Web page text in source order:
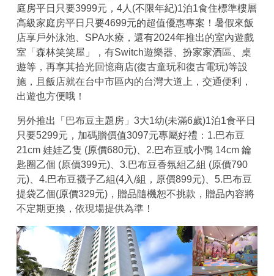
庭房平日只要3999元，4人(不限年紀)1泊1食住標準樓層
高級家庭房平日只要4699元的超值優惠專案！暑假來飯
店享戶外泳池、SPA水療，還有2024年推出的室內遊戲
室「森林笑笑屋」，有Switch遊樂器、扮家家酒區、桌
遊等，再享其拾光回憶商店(復古童玩和復古電玩)等設
施，且飯店就在台中市區內的台灣大道上，交通便利，
出遊也方便哦！
另外推出「巴布豆主題房」3大1幼(未滿6歲)1泊1食平日
只要5299元，加碼贈價值3097元專屬好禮：1.巴布豆
21cm 娃娃乙隻 (原價680元)、2.巴布豆或小鴨 14cm 鑰
匙圈乙個 (原價399元)、3.巴布豆香氛組乙組 (原價790
元)、4.巴布豆襪子乙組(4入/組，原價899元)、5.巴布豆
提袋乙個(原價329元)，贈品隨機恕不挑款，贈品內容將
不定期更換，依現場提供為準！